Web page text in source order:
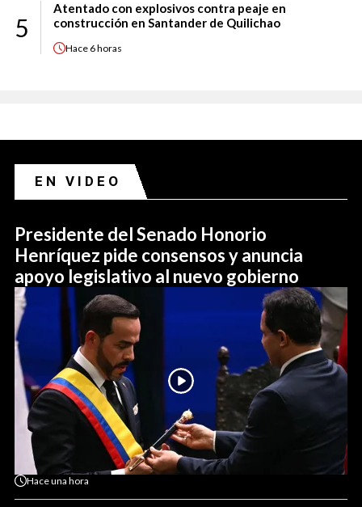
5
Atentado con explosivos contra peaje en
construcción en Santander de Quilichao
Hace 6 horas
EN VIDEO
Presidente del Senado Honorio
Henríquez pide consensos y anuncia
apoyo legislativo al nuevo gobierno
Haceuna hora